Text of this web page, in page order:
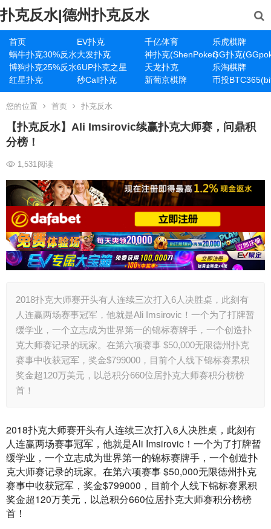
扑克反水|德州扑克反水
首页 EV扑克 千亿体育
乐虎棋牌
蜗牛扑克30%反水大发扑克 神扑克(ShenPoker)GG扑克
博狗扑克25%反水6UP扑克之星 天龙扑克
乐淘棋牌
红星扑克
秒Call扑克 新葡京棋牌 币投
您的位置 首页 扑克反水
【扑克反水】Ali Imsirovic续赢扑克大师赛，问鼎积
分榜！
1,531阅读
2018扑克大师赛开头有人连续三次打入6人决胜桌，此刻有
人连赢两场赛事冠军，他就是Ali Imsirovic！一个为了打牌暂
缓学业，一个立志成为世界第一的锦标赛牌手，一个创造扑
克大师赛记录的玩家。在第六项赛事 $50,000无限德州扑克
赛事中收获冠军，奖金$799000，目前个人线下锦标赛累积
奖金超120万美元，以总积分660位居扑克大师赛积分榜榜
首！
2018扑克大师赛开头有人连续三次打入6人决胜桌，此刻有
人连赢两场赛事冠军，他就是Ali Imsirovic！一个为了打牌暂
缓学业，一个立志成为世界第一的锦标赛牌手，一个创造扑
克大师赛记录的玩家。在第六项赛事 $50,000无限德州扑克
赛事中收获冠军，奖金$799000，目前个人线下锦标赛累积
奖金超120万美元，以总积分660位居扑克大师赛积分榜榜
首！